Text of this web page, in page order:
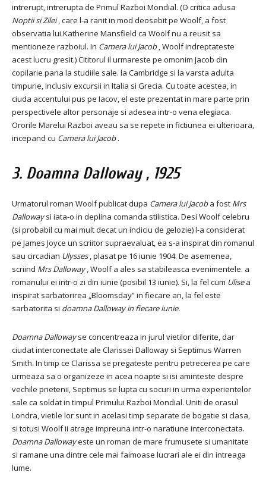
intrerupt, intrerupta de Primul Razboi Mondial. (O critica adusa
Noptii si Zilei, care l-a ranit in mod deosebit pe Woolf, a fost
observatia lui Katherine Mansfield ca Woolf nu a reusit sa
mentioneze razboiul. In Camera lui Jacob, Woolf indreptateste
acest lucru gresit.) Cititorul il urmareste pe omonim Jacob din
copilarie pana la studiile sale. la Cambridge si la varsta adulta
timpurie, inclusiv excursii in Italia si Grecia. Cu toate acestea, in
ciuda accentului pus pe Iacov, el este prezentat in mare parte prin
perspectivele altor personaje si adesea intr-o vena elegiaca.
Ororile Marelui Razboi aveau sa se repete in fictiunea ei ulterioara,
incepand cu Camera lui Jacob.
3. Doamna Dalloway, 1925
Urmatorul roman Woolf publicat dupa Camera lui Jacoba fost Mrs
Dallowaysi iata-o in deplina comanda stilistica. Desi Woolf celebru
(si probabil cu mai mult decat un indiciu de gelozie) l-a considerat
pe James Joyce un scriitor supraevaluat, ea s-a inspirat din romanul
sau circadian Ulysses, plasat pe 16 iunie 1904. De asemenea,
scriind MrsDalloway, Woolf a ales sa stabileasca evenimentele. a
romanului ei intr-o zi din iunie (posibil 13 iunie). Si, la fel cum Ulisea
inspirat sarbatorirea „Bloomsday” in fiecare an, la fel este
sarbatorita si doamnaDalloway in fiecare iunie.
DoamnaDallowayse concentreaza in jurul vietilor diferite, dar
ciudat interconectate ale Clarissei Dalloway si Septimus Warren
Smith. In timp ce Clarissa se pregateste pentru petrecerea pe care
urmeaza sa o organizeze in acea noapte si isi aminteste despre
vechile prietenii, Septimus se lupta cu socuri in urma experientelor
sale ca soldat in timpul Primului Razboi Mondial. Uniti de orasul
Londra, vietile lor sunt in acelasi timp separate de bogatie si clasa,
si totusi Woolf ii atrage impreuna intr-o naratiune interconectata.
DoamnaDallowayeste un roman de mare frumusete si umanitate
si ramane una dintre cele mai faimoase lucrari ale ei din intreaga
lume.